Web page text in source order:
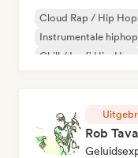
Cloud Rap / Hip Hop
Instrumentale hiphop
Chill / Lo-fi Hip-Hop
Rob